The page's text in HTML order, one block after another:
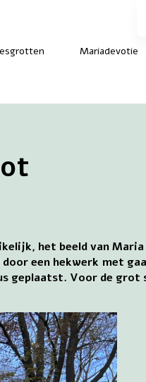
Mariadevotie
het beeld van
een hekwerk met
geplaatst. Voor de